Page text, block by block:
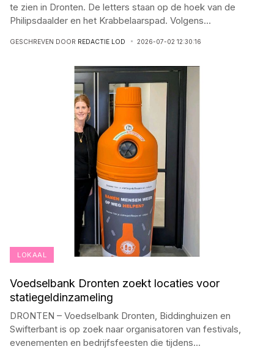
te zien in Dronten. De letters staan op de hoek van de
Philipsdaalder en het Krabbelaarspad. Volgens...
GESCHREVEN DOOR REDACTIE LOD 2026-07-02 12:30:16
LOKAAL
Voedselbank Dronten zoekt locaties voor
statiegeldinzameling
DRONTEN – Voedselbank Dronten, Biddinghuizen en
Swifterbant is op zoek naar organisatoren van festivals,
evenementen en bedrijfsfeesten die tijdens...